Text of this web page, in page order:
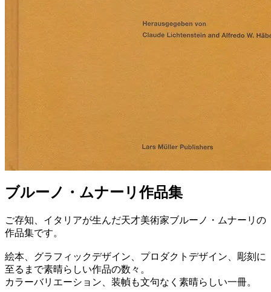
ブルーノ・ムナーリ作品集
ご存知、イタリアが生んだ天才美術家ブルーノ・ムナーリの
作品集です。
絵本、グラフィックデザイン、プロダクトデザイン、彫刻に
至るまで素晴らしい作品の数々。
カラーバリエーション、装幀も文句なく素晴らしい一冊。